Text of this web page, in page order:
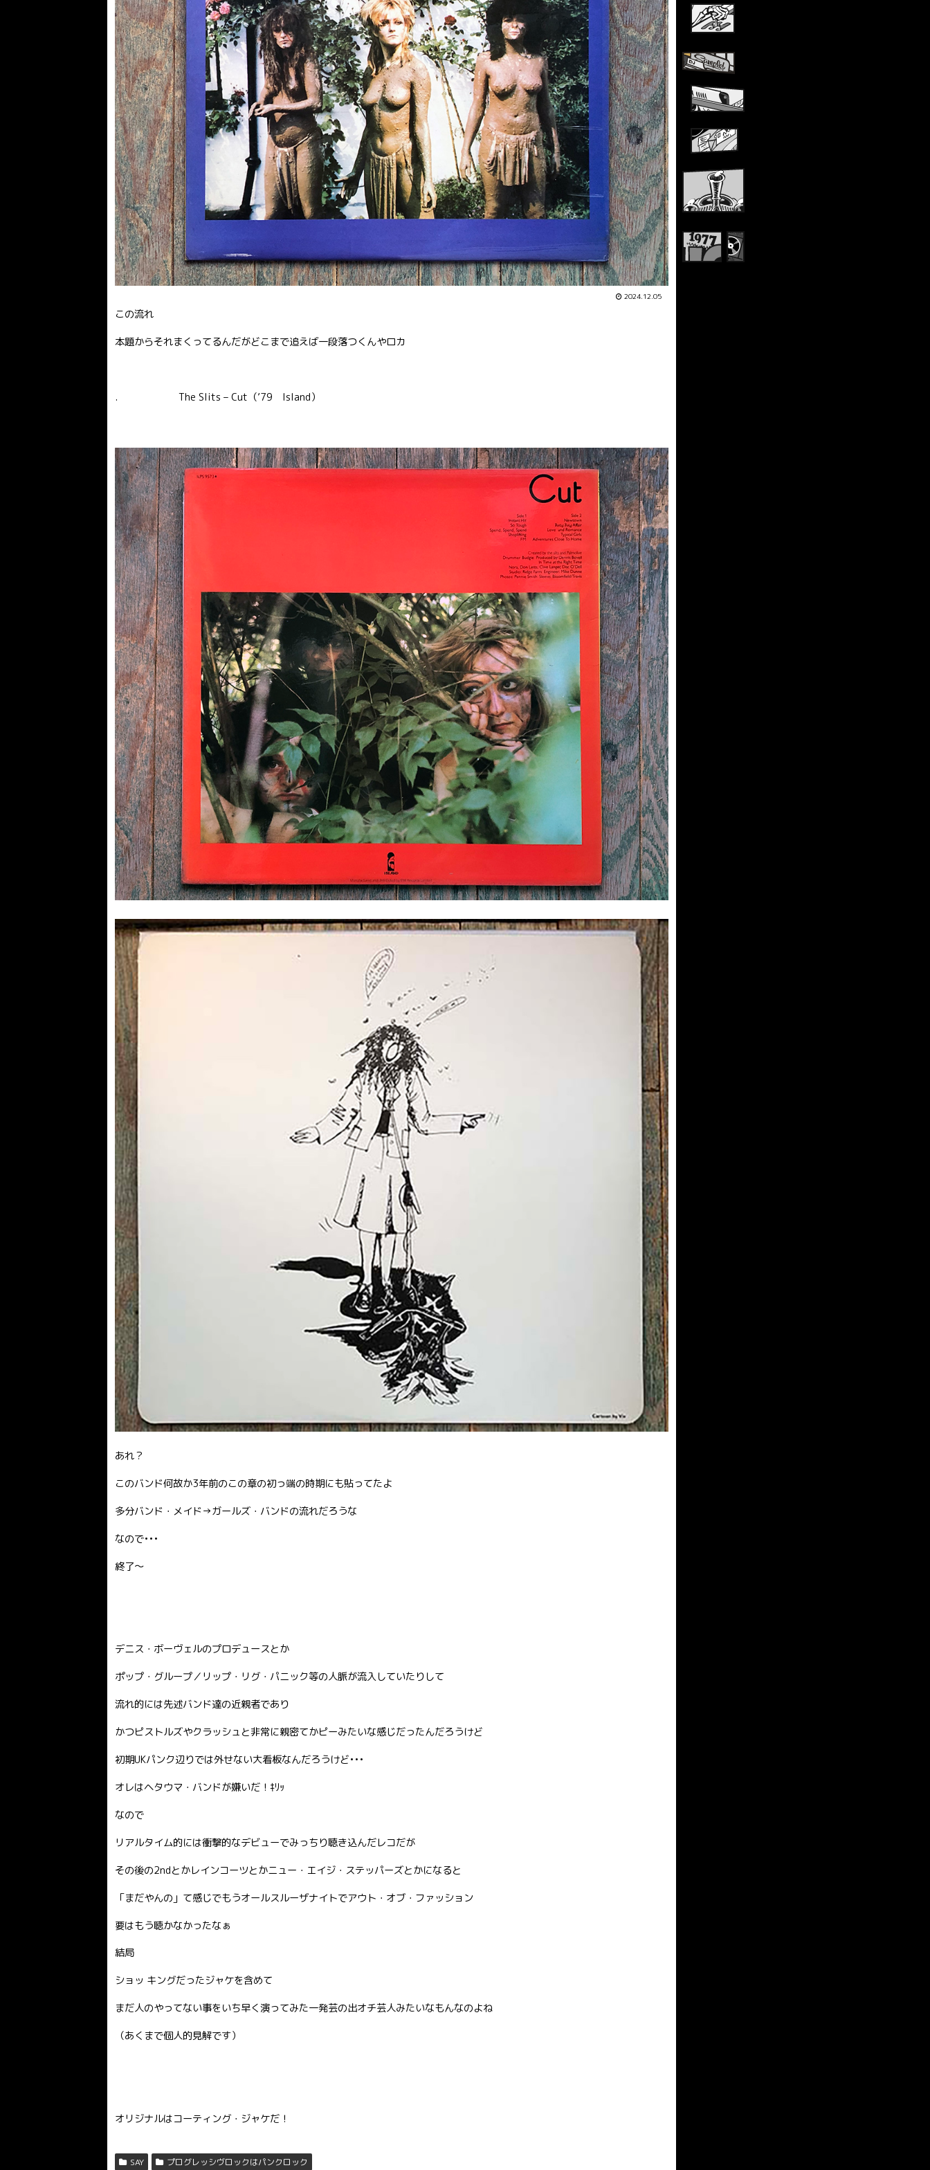
2024.12.05
この流れ
本題からそれまくってるんだがどこまで追えば一段落つくんやロカ
. The Slits – Cut（’79 Island）
あれ？
このバンド何故か3年前のこの章の初っ端の時期にも貼ってたよ
多分バンド・メイド→ガールズ・バンドの流れだろうな
なので•••
終了〜
デニス・ボーヴェルのプロデュースとか
ポップ・グループ／リップ・リグ・パニック等の人脈が流入していたりして
流れ的には先述バンド達の近親者であり
かつピストルズやクラッシュと非常に親密てかピーみたいな感じだったんだろうけど
初期UKパンク辺りでは外せない大看板なんだろうけど•••
オレはヘタウマ・バンドが嫌いだ！ｷﾘｯ
なので
リアルタイム的には衝撃的なデビューでみっちり聴き込んだレコだが
その後の2ndとかレインコーツとかニュー・エイジ・ステッパーズとかになると
「まだやんの」て感じでもうオールスルーザナイトでアウト・オブ・ファッション
要はもう聴かなかったなぁ
結局
ショッ キングだったジャケを含めて
まだ人のやってない事をいち早く演ってみた一発芸の出オチ芸人みたいなもんなのよね
（あくまで個人的見解です）
オリジナルはコーティング・ジャケだ！
SAY プログレッシヴロックはパンクロック